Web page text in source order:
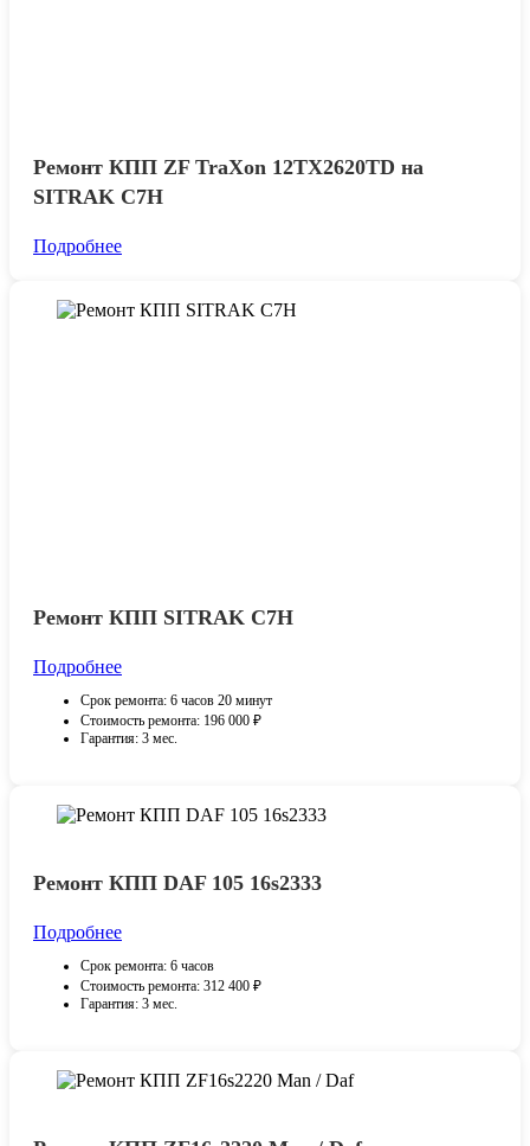
Ремонт КПП ZF TraXon 12TX2620TD на
SITRAK C7H
Подробнее
Ремонт КПП SITRAK С7H
Подробнее
Срок ремонта: 6 часов 20 минут
Стоимость ремонта: 196 000 ₽
Гарантия: 3 мес.
Ремонт КПП DAF 105 16s2333
Подробнее
Срок ремонта: 6 часов
Стоимость ремонта: 312 400 ₽
Гарантия: 3 мес.